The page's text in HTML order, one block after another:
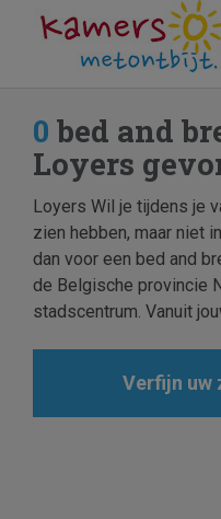
0 bed and
Loyers
Loyers Wil je tijdens je
zien hebben, maar niet
dan voor een bed and
de Belgische provincie
stadscentrum. Vanuit
Verfijn uw